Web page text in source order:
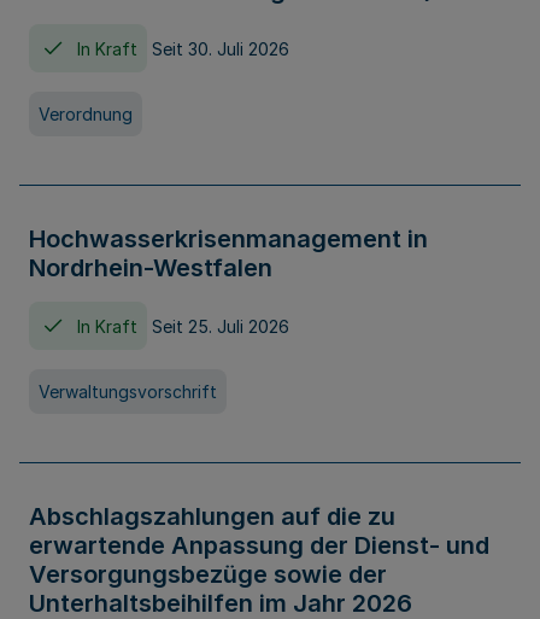
In Kraft Seit 30. Juli 2026
Verordnung
Hochwasserkrisenmanagement in
Nordrhein-Westfalen
In Kraft Seit 25. Juli 2026
Verwaltungsvorschrift
Abschlagszahlungen auf die zu
erwartende Anpassung der Dienst- und
Versorgungsbezüge sowie der
Unterhaltsbeihilfen im Jahr 2026